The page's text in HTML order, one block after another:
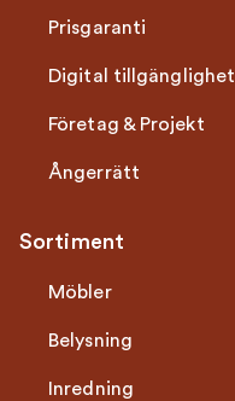
Prisgaranti
Digital tillgänglighet
Företag & Projekt
Ångerrätt
Sortiment
Möbler
Belysning
Inredning